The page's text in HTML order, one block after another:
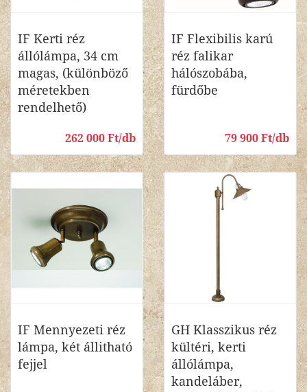
IF Kerti réz
állólámpa, 34 cm
magas, (különböző
méretekben
rendelhető)
262 000 Ft/db
IF Flexibilis karú
réz falikar
hálószobába,
fürdőbe
79 900 Ft/db
IF Mennyezeti réz
lámpa, két állitható
fejjel
GH Klasszikus réz
kültéri, kerti
állólámpa,
kandeláber,